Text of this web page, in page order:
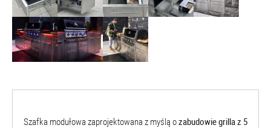
Szafka modułowa zaprojektowana z myślą ozabudowie grilla z 5